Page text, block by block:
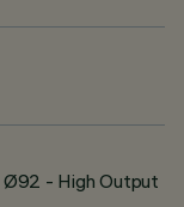
Ø92 - High Output